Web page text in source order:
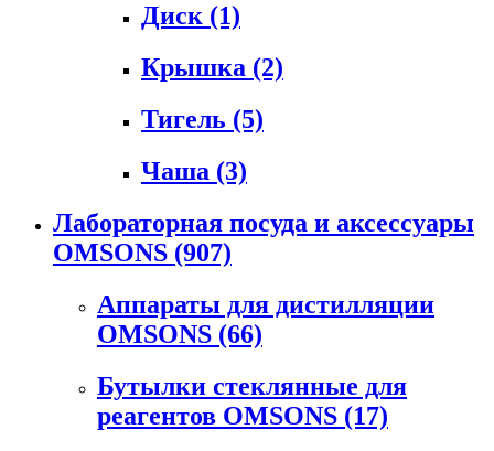
Диск (1)
Крышка (2)
Тигель (5)
Чаша (3)
Лабораторная посуда и аксессуары
OMSONS (907)
Аппараты для дистилляции
OMSONS (66)
Бутылки стеклянные для
реагентов OMSONS (17)